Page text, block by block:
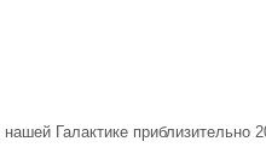
Галактике приблизительно